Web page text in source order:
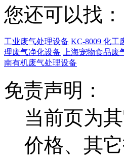
您还可以找：
工业废气处理设备 KC-8009 化工
理废气净化设备
上海宠物食品废
南有机废气处理设备
免责声明：
当前页为
价格、其